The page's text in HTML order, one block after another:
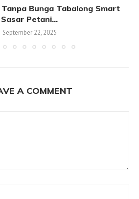
Bunga Tabalong Smart
Sasar Petani...
September 22, 2025
A COMMENT